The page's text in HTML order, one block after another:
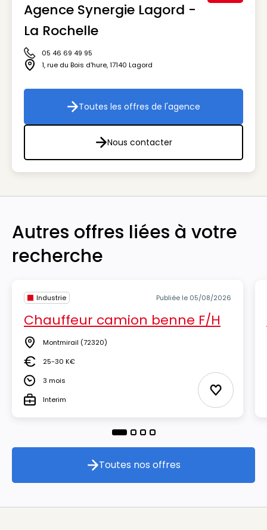
Agence Synergie Lagord -
La Rochelle
Icône téléphone
05 46 69 49 95
Icône adresse
1, rue du Bois d'hure,17140 Lagord
Toutes les offres de l'agence
Toutes les offres de l'agence
Nous contacter
Nous contacter
Autres offres liées à votre
recherche
Industrie Publiée le 05/08/2026
Chauffeur camion benne F/H
Lieu Montmirail (72320)
Salaire25-30 K€
Durée3 mois
TypeInterim Ajouter
Toutes nos offres
Toutes nos offres